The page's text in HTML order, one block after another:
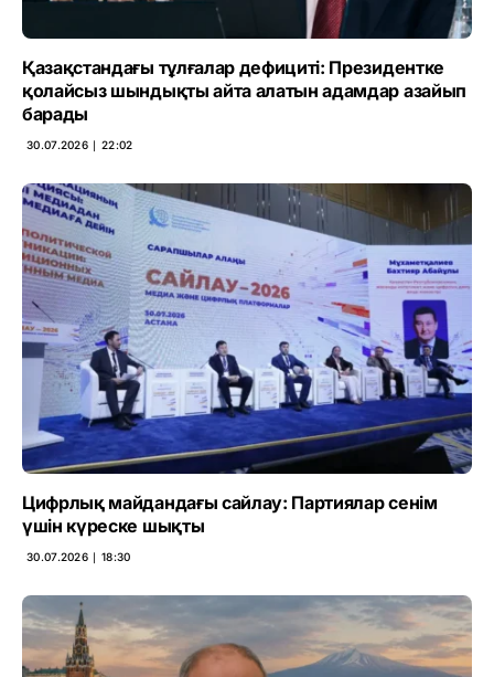
Қазақстандағы тұлғалар дефициті: Президентке
қолайсыз шындықты айта алатын адамдар азайып
барады
30.07.2026 ∣ 22:02
Цифрлық майдандағы сайлау: Партиялар сенім
үшін күреске шықты
30.07.2026 ∣ 18:30